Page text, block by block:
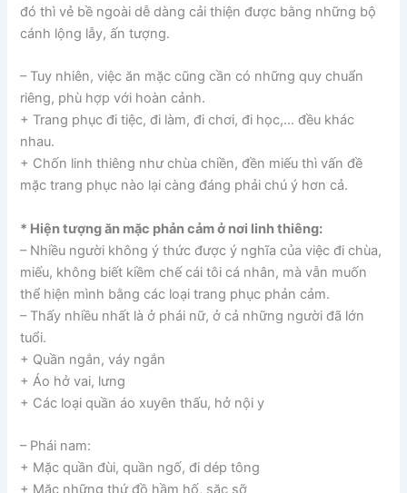
đó thì vẻ bề ngoài dễ dàng cải thiện được bằng những bộ
cánh lộng lẫy, ấn tượng.
– Tuy nhiên, việc ăn mặc cũng cần có những quy chuẩn
riêng, phù hợp với hoàn cảnh.
+ Trang phục đi tiệc, đi làm, đi chơi, đi học,… đều khác
nhau.
+ Chốn linh thiêng như chùa chiền, đền miếu thì vấn đề
mặc trang phục nào lại càng đáng phải chú ý hơn cả.
* Hiện tượng ăn mặc phản cảm ở nơi linh thiêng:
– Nhiều người không ý thức được ý nghĩa của việc đi chùa,
miếu, không biết kiềm chế cái tôi cá nhân, mà vẫn muốn
thể hiện mình bằng các loại trang phục phản cảm.
– Thấy nhiều nhất là ở phái nữ, ở cả những người đã lớn
tuổi.
+ Quần ngắn, váy ngắn
+ Áo hở vai, lưng
+ Các loại quần áo xuyên thấu, hở nội y
– Phái nam:
+ Mặc quần đùi, quần ngố, đi dép tông
+ Mặc những thứ đồ hầm hố, sặc sỡ